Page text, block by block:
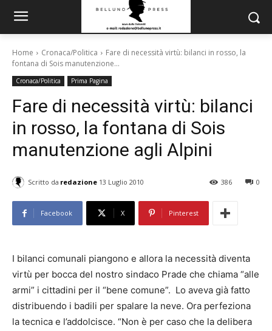
Home Cronaca/Politica
Fare di necessità virtù: bilanci in rosso, la
fontana di Sois manutenzione...
Cronaca/Politica Prima Pagina
Fare di necessità virtù: bilanci
in rosso, la fontana di Sois
manutenzione agli Alpini
Scritto da redazione 13 Luglio 2010 0
386
Facebook X Pinterest
I bilanci comunali piangono e allora la necessità diventa
virtù per bocca del nostro sindaco Prade che chiama “alle
armi” i cittadini per il “bene comune”. Lo aveva già fatto
distribuendo i badili per spalare la neve. Ora perfeziona
la tecnica e l’addolcisce. “Non è per caso che la delibera